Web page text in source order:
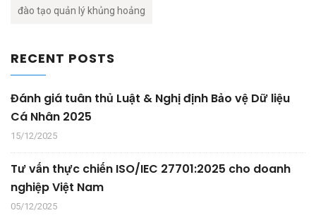
đào tạo quản lý khủng hoảng
RECENT POSTS
Đánh giá tuân thủ Luật & Nghị định Bảo vệ Dữ liệu
Cá Nhân 2025
15/12/2025
Tư vấn thực chiến ISO/IEC 27701:2025 cho doanh
nghiệp Việt Nam
05/12/2025